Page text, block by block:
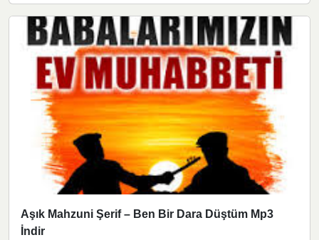
Aşık Mahzuni Şerif – Ben Bir Dara Düştüm Mp3
İndir